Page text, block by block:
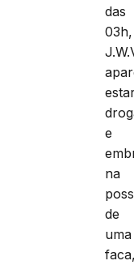
das
03h,
e
na
de
uma